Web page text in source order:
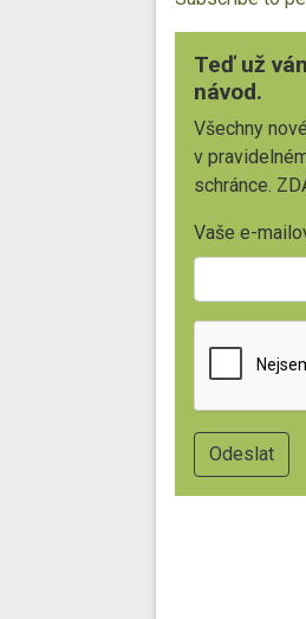
Teď už
návod.
Všechny
v
schránce.
Vaše e-